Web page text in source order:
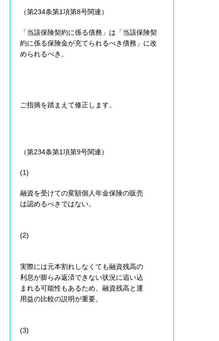
（第234条第1項第8号関連）
「当該保険契約に係る債務」は「当該保険契
約に係る保険金が充てられるべき債務」に改
められるべき。
ご指摘を踏まえて修正します。
（第234条第1項第9号関連）
(1)
融資を受けての変額個人年金保険の販売
は認めるべきではない。
(2)
実際には元本割れしなくても融資残高の
利息が膨らみ返済できない状況に追い込
まれる可能性もあるため、融資残高と運
用益の比較の説明が重要。
(3)